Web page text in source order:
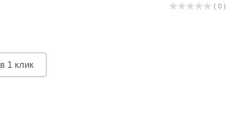
( 0 )
1 клик